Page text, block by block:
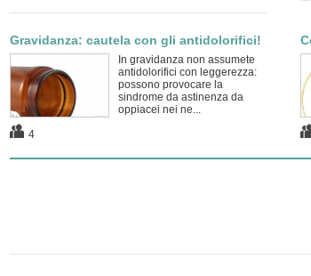
Gravidanza: cautela con gli antidolorifici!
In gravidanza non assumete
antidolorifici con leggerezza:
possono provocare la
sindrome da astinenza da
oppiacei nei ne...
4